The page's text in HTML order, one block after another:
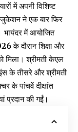
में अपनी विशिष्ट
ने एक बार फिर
भायंदर में आयोजित
के दौरान शिक्षा और
मिला। श्रीमती केएल
के तीसरे और श्रीमती
के पांचवें दीक्षांत
प्रदान की गईं।